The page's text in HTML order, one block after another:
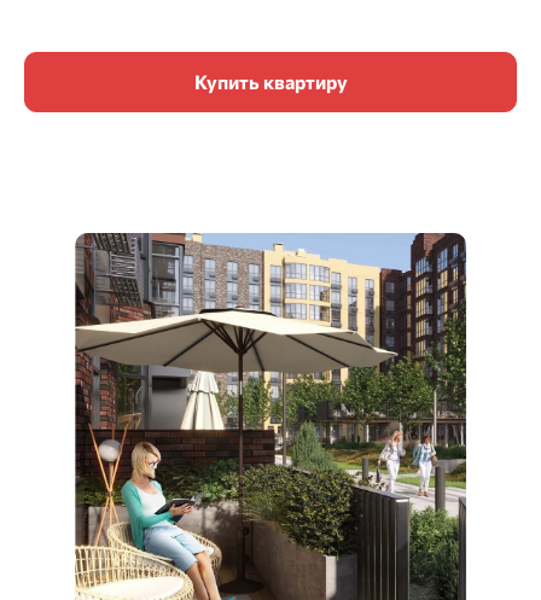
Купить квартиру